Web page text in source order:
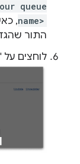
queue
name>
,
התור
לוחצים על